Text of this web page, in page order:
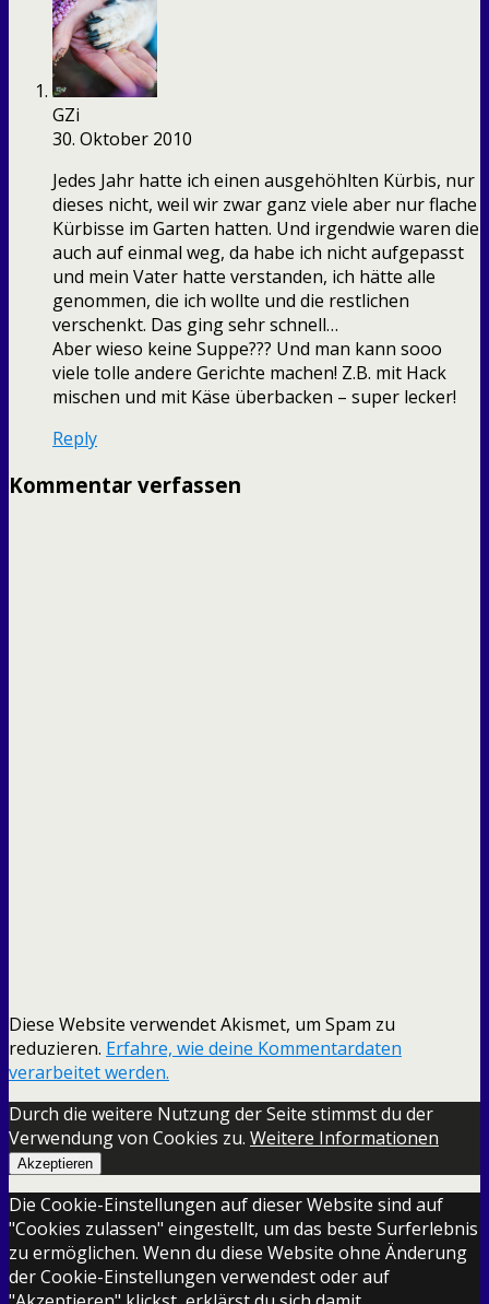
GZi
30. Oktober 2010
Jedes Jahr hatte ich einen ausgehöhlten Kürbis, nur
dieses nicht, weil wir zwar ganz viele aber nur flache
Kürbisse im Garten hatten. Und irgendwie waren die
auch auf einmal weg, da habe ich nicht aufgepasst
und mein Vater hatte verstanden, ich hätte alle
genommen, die ich wollte und die restlichen
verschenkt. Das ging sehr schnell…
Aber wieso keine Suppe??? Und man kann sooo
viele tolle andere Gerichte machen! Z.B. mit Hack
mischen und mit Käse überbacken – super lecker!
Reply
Kommentar verfassen
Diese Website verwendet Akismet, um Spam zu
reduzieren. Erfahre, wie deine Kommentardaten
verarbeitet werden.
Durch die weitere Nutzung der Seite stimmst du der
Verwendung von Cookies zu. Weitere Informationen
Akzeptieren
Die Cookie-Einstellungen auf dieser Website sind auf
"Cookies zulassen" eingestellt, um das beste Surferlebnis
zu ermöglichen. Wenn du diese Website ohne Änderung
der Cookie-Einstellungen verwendest oder auf